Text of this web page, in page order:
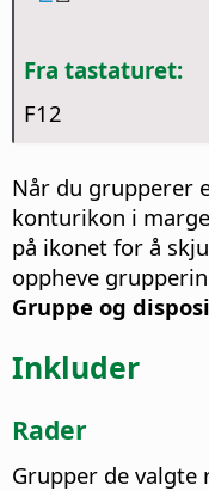
Fra tastaturet:
F12
Når du grupperer
konturikon i
på ikonet for å
oppheve
Gruppe og
Inkluder
Rader
Grupper de valgte